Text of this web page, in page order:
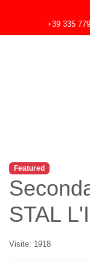
+39 335
Featured
STAL
Visite: 1918